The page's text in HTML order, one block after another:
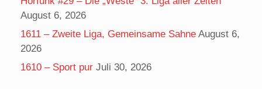
August 6, 2026
1611 – Zweite Liga, Gemeinsame Sahne August 6,
2026
1610 – Sport pur Juli 30, 2026